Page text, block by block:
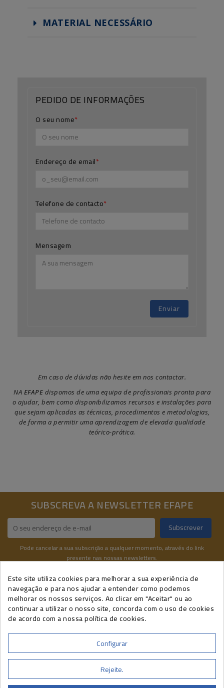
MATERIAL NECESSÁRIO
PEDIDO DE INFORMAÇÕES
O seu nome
Endereço de email
Telefone de contacto
Mensagem
Enviar
Em caso de dúvidas não hesite em nos contactar.
NA EFAPE dispomos de uma equipa de profissionais pronta para
o ajudar, bem como disponibilizamos recursos e instalações para
que sejam aplicadas as técnicas, procedimentos e metodologias,
de forma a permitir uma aprendizagem de elevada qualidade
teórico-prática.
SUBSCREVA A NEWSLETTER EFAPE
Pode cancelar a sua subscrição a qualquer momento, através do link
presente nas nossas newsletters.
INFORMAÇÕES DE CONTATO
A SUA CONTA
CURSOS EFAPE
INFORMAÇÃO
A EFAPE É CERTIFICADA POR
Este site utiliza cookies para melhorar a sua experiência de
navegação e para nos ajudar a entender como podemos
melhorar os nossos serviços. Ao clicar em "Aceitar" ou ao
continuar a utilizar o nosso site, concorda com o uso de cookies
de acordo com a nossa política de cookies.
Configurar
Rejeite.